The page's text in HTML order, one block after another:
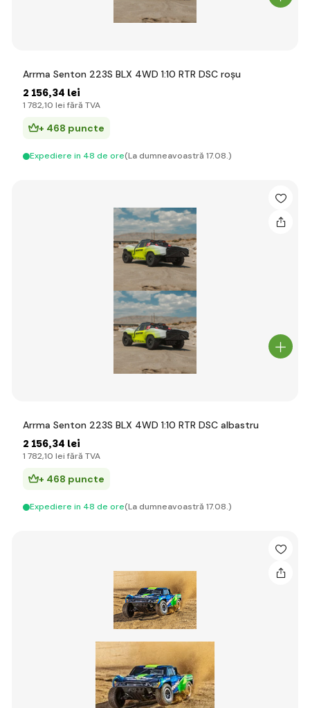
Arrma Senton 223S BLX 4WD 1:10 RTR DSC roșu
2 156,34 lei
1 782,10 lei fără TVA
+ 468 puncte
Expediere in 48 de ore(La dumneavoastră 17.08.)
Arrma Senton 223S BLX 4WD 1:10 RTR DSC albastru
2 156,34 lei
1 782,10 lei fără TVA
+ 468 puncte
Expediere in 48 de ore(La dumneavoastră 17.08.)